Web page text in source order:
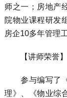
师之一；房地产
院物业课程研发
房企10多年管理
【讲师荣誉】
参与编写了《
理》、《物业综